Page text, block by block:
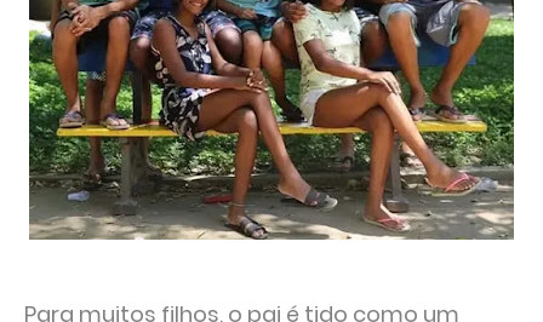
Para muitos filhos, o pai é tido como um